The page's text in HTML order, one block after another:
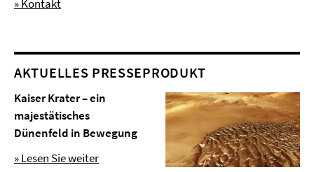
» Kontakt
AKTUELLES PRESSEPRODUKT
Kaiser Krater – ein
majestätisches
Dünenfeld in Bewegung
» Lesen Sie weiter